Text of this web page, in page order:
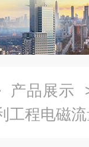
产品展示
工程电磁